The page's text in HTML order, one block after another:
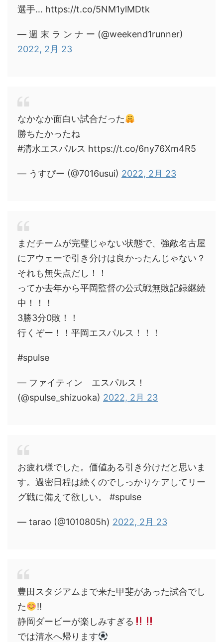
選手… https://t.co/5NM1ylMDtk
— 週 末 ラ ン ナ ー (@weekend1runner)
2022, 2月 23
なかなか面白い試合だった
勝ちたかったね
#清水エスパルス https://t.co/6ny76Xm4R5
— うすぴー (@7016usui) 2022, 2月 23
まだチームが完璧じゃない状態で、強敵名古屋
にアウェーで引き分けは良かったんじゃない？
それも無失点だし！！
ってか去年から平岡監督の公式戦無敗記録継続
中！！！
3勝3分0敗！！
行くぞー！！平岡エスパルス！！！
#spulse
— ファイティン エスパルス！
(@spulse_shizuoka) 2022, 2月 23
お疲れ様でした。価値ある引き分けだと思いま
す。過密日程は続くのでしっかりケアしてリー
グ戦に備えて欲しい。 #spulse
— tarao (@1010805h) 2022, 2月 23
豊田スタジアムまで来た甲斐があった試合でし
た
‼︎
静岡ダービーが楽しみすぎる
では清水へ帰ります